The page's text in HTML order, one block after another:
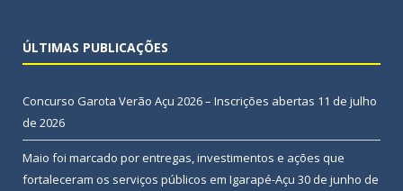
ÚLTIMAS PUBLICAÇÕES
Concurso Garota Verão Açu 2026 – Inscrições abertas 11 de julho
de 2026
Maio foi marcado por entregas, investimentos e ações que
fortaleceram os serviços públicos em Igarapé-Açu 30 de junho de